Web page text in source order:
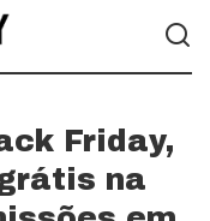
Friday,
na